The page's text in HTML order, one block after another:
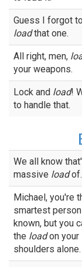
Guess I forgot to
loadthat one.
All right, men,
your weapons.
Lock and load!
to handle that.
We all know
massive load
Michael, you're
smartest
known, but you
the loadon your
shoulders alone.